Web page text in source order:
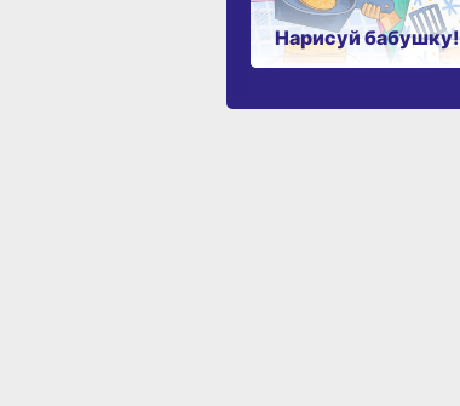
Нарисуй бабушку!